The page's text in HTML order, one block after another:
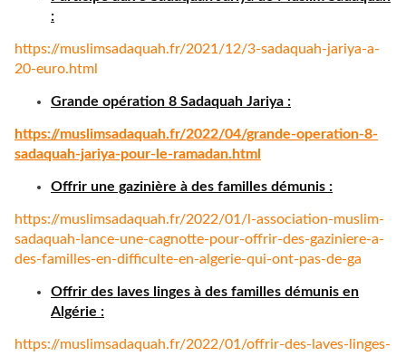
:
https://muslimsadaquah.fr/2021/12/3-sadaquah-jariya-a-
20-euro.html
Grande opération 8 Sadaquah Jariya :
https://muslimsadaquah.fr/2022/04/grande-operation-8-
sadaquah-jariya-pour-le-ramadan.html
Offrir une gazinière à des familles démunis :
https://muslimsadaquah.fr/2022/01/l-association-muslim-
sadaquah-lance-une-cagnotte-pour-offrir-des-gaziniere-a-
des-familles-en-difficulte-en-algerie-qui-ont-pas-de-ga
Offrir des laves linges à des familles démunis en
Algérie :
https://muslimsadaquah.fr/2022/01/offrir-des-laves- linges-